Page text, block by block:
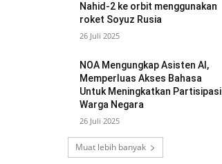
Nahid-2 ke orbit menggunakan
roket Soyuz Rusia
26 Juli 2025
NOA Mengungkap Asisten AI,
Memperluas Akses Bahasa
Untuk Meningkatkan Partisipasi
Warga Negara
26 Juli 2025
Muat lebih banyak